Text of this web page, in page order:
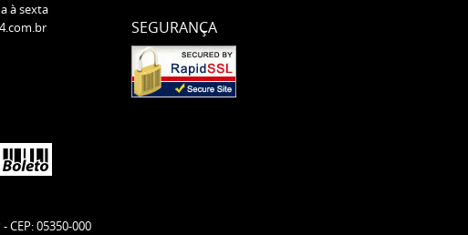
à sexta
SEGURANÇA
-CEP: 05350-000